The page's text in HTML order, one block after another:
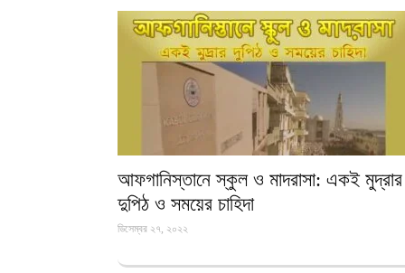
আফগানিস্তানে স্কুল ও মাদরাসা: একই মুদ্রার
দুপিঠ ও সময়ের চাহিদা
ডিসেম্বর ২৭, ২০২২